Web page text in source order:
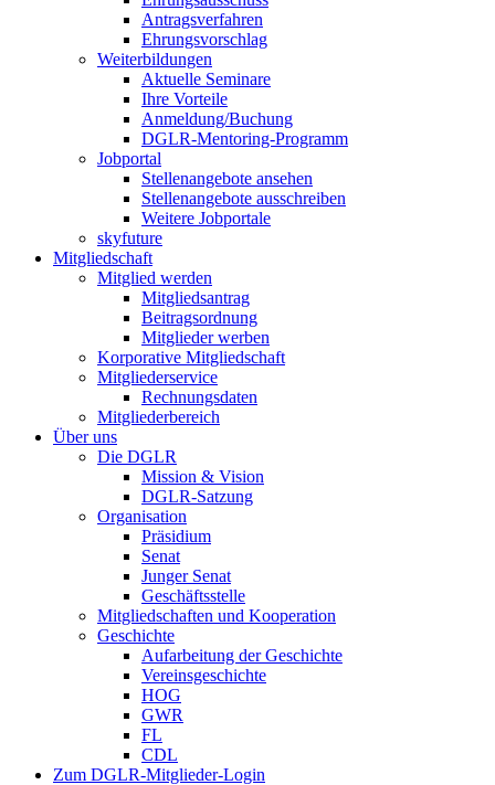
Antragsverfahren
Ehrungsvorschlag
Weiterbildungen
Aktuelle Seminare
Ihre Vorteile
Anmeldung/Buchung
DGLR-Mentoring-Programm
Jobportal
Stellenangebote ansehen
Stellenangebote ausschreiben
Weitere Jobportale
skyfuture
Mitgliedschaft
Mitglied werden
Mitgliedsantrag
Beitragsordnung
Mitglieder werben
Korporative Mitgliedschaft
Mitgliederservice
Rechnungsdaten
Mitgliederbereich
Über uns
Die DGLR
Mission & Vision
DGLR-Satzung
Organisation
Präsidium
Senat
Junger Senat
Geschäftsstelle
Mitgliedschaften und Kooperation
Geschichte
Aufarbeitung der Geschichte
Vereinsgeschichte
HOG
GWR
FL
CDL
Zum DGLR-Mitglieder-Login